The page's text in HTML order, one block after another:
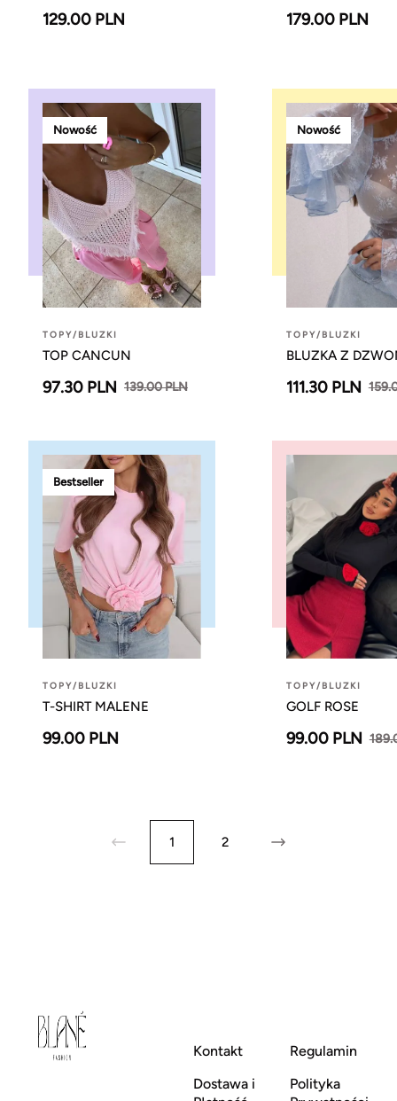
129.00 PLN 179.00 PLN
Nowość
TOPY/BLUZKI
TOP CANCUN
97.30 PLN 139.00 PLN
Nowość
TOPY/BLUZKI
BLUZKA Z
111.30 PLN
Bestseller
TOPY/BLUZKI
T-SHIRT MALENE
99.00 PLN
TOPY/BLUZKI
GOLF ROSE
99.00 PLN
1 2
Kontakt
Dostawa i
Regulamin
Polityka